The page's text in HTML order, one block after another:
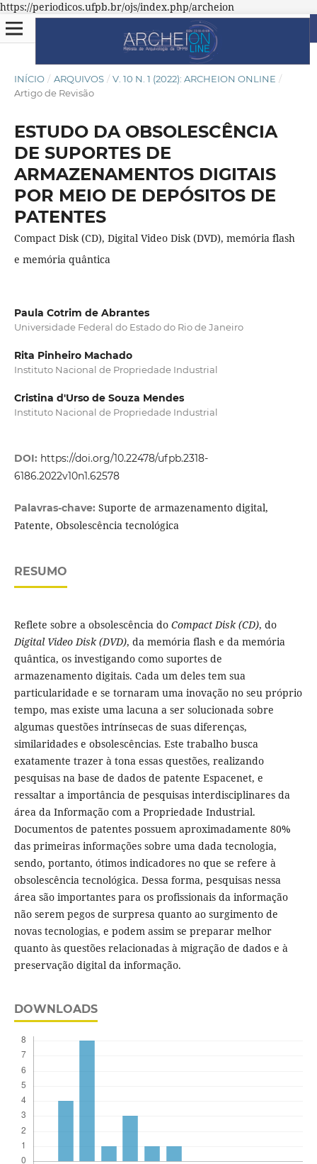
https://periodicos.ufpb.br/ojs/index.php/archeion
INÍCIO / ARQUIVOS / V. 10 N. 1 (2022): ARCHEION ONLINE /
Artigo de Revisão
ESTUDO DA OBSOLESCÊNCIA
DE SUPORTES DE
ARMAZENAMENTOS DIGITAIS
POR MEIO DE DEPÓSITOS DE
PATENTES
Compact Disk (CD), Digital Video Disk (DVD), memória flash
e memória quântica
Paula Cotrim de Abrantes
Universidade Federal do Estado do Rio de Janeiro
Rita Pinheiro Machado
Instituto Nacional de Propriedade Industrial
Cristina d'Urso de Souza Mendes
Instituto Nacional de Propriedade Industrial
DOI: https://doi.org/10.22478/ufpb.2318-
6186.2022v10n1.62578
Palavras-chave: Suporte de armazenamento digital,
Patente, Obsolescência tecnológica
RESUMO
Reflete sobre a obsolescência do Compact Disk (CD), do
Digital Video Disk (DVD), da memória flash e da memória
quântica, os investigando como suportes de
armazenamento digitais. Cada um deles tem sua
particularidade e se tornaram uma inovação no seu próprio
tempo, mas existe uma lacuna a ser solucionada sobre
algumas questões intrínsecas de suas diferenças,
similaridades e obsolescências. Este trabalho busca
exatamente trazer à tona essas questões, realizando
pesquisas na base de dados de patente Espacenet, e
ressaltar a importância de pesquisas interdisciplinares da
área da Informação com a Propriedade Industrial.
Documentos de patentes possuem aproximadamente 80%
das primeiras informações sobre uma dada tecnologia,
sendo, portanto, ótimos indicadores no que se refere à
obsolescência tecnológica. Dessa forma, pesquisas nessa
área são importantes para os profissionais da informação
não serem pegos de surpresa quanto ao surgimento de
novas tecnologias, e podem assim se preparar melhor
quanto às questões relacionadas à migração de dados e à
preservação digital da informação.
DOWNLOADS